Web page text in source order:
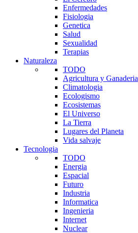
Enfermedades
Fisiologia
Genetica
Salud
Sexualidad
Terapias
Naturaleza
TODO
Agricultura y Ganaderia
Climatologia
Ecologismo
Ecosistemas
El Universo
La Tierra
Lugares del Planeta
Vida salvaje
Tecnologia
TODO
Energia
Espacial
Futuro
Industria
Informatica
Ingenieria
Internet
Nuclear